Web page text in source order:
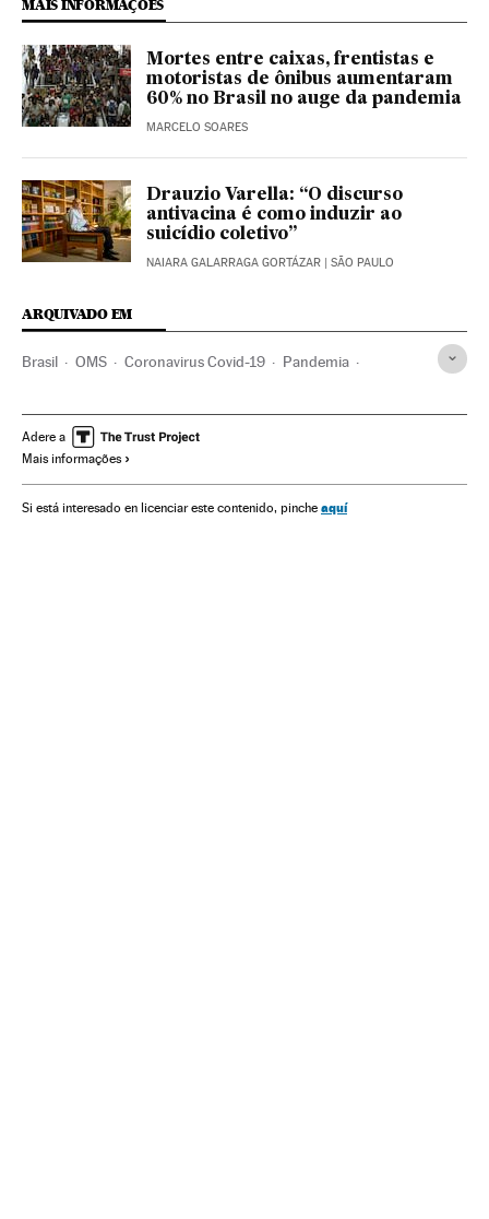
MAIS INFORMAÇÕES
Mortes entre caixas, frentistas e
motoristas de ônibus aumentaram
60% no Brasil no auge da pandemia
MARCELO SOARES
Drauzio Varella: “O discurso
antivacina é como induzir ao
suicídio coletivo”
NAIARA GALARRAGA GORTÁZAR | SÃO PAULO
ARQUIVADO EM
Brasil OMS Coronavirus Covid-19 Pandemia
Ministério Saúde Vacinas
Superfícies industriais
Adere a
Mais informações
Si está interesado en licenciar este contenido, pinche aquí